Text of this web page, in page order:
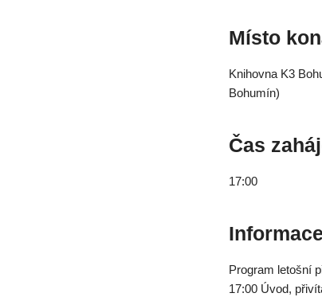
Místo
Knihovna K3
Bohumín)
Čas
17:00
Informace
Program letošní
17:00 Úvod,